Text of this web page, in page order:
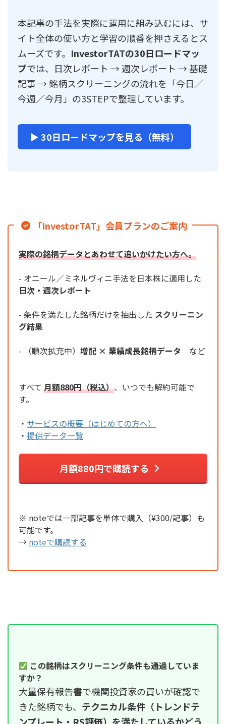
本記事の手法を実際に運用に組み込むには、サ
イト全体の使い方と学習の順番を押さえるとス
ムーズです。 InvestorTATの30日ロードマッ
プでは、日次レポート → 週次レポート → 基礎
記事 → 銘柄スクリーニングの流れを「今日／
今週／今月」の3STEPで整理しています。
▶ 30日ロードマップを見る（無料）
「InvestorTAT」会員プランのご案内
実際の銘柄データとあわせて追いかけたい方へ。
- オニール／ミネルヴィニ手法を日本株に適用した
日次・週次レポート
- 条件を満たした銘柄だけを抽出した スクリーニン
グ結果
- （順次拡充中） 増配 × 業績成長銘柄データ など
すべて 月額880円（税込）、いつでも解約可能で
す。
・ サービスの概要（はじめての方へ）
・ 提供データ一覧
月額880円で購読する
※ noteでは一部記事を単体で購入（¥300/記事）も
可能です。
→ noteで購読する
この銘柄はスクリーニング条件も通過していま
すか？
大量保有報告書で機関投資家の買いが確認で
きた銘柄でも、 テクニカル条件（トレンドテ